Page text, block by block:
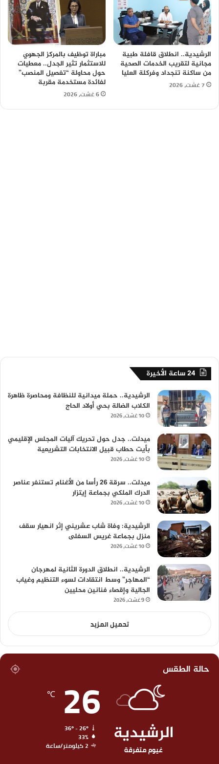
الرشيدية.. انطلاق قافلة طبية
مجانية لتقريب الخدمات الصحية
من ساكنة تنجداد وفركلة العليا
7 غشت، 2026
مباراة توظيف بالمركز الجهوي
للاستثمار تثير الجدل.. معطيات
حول محاولة “تفصيل المنصب”
لفائدة مستخدمة مقربة
6 غشت، 2026
24 ساعة الأخيرة
الرشيدية.. حملة ميدانية للنظافة ومحاصرة ظاهرة
الكلاب الضالة بحي أولاد الحاج
10 غشت، 2026
ميدلت.. جدل حول تحريك آليات المجلس الإقليمي
بأيت حطاب قبيل الانتخابات التشريعية
10 غشت، 2026
ميدلت.. سرقة 26 رأسا من الأغنام تستنفر عناصر
الدرك الملكي بجماعة إيتزار
10 غشت، 2026
الرشيدية: وفاة شاب عشريني إثر انهيار سقف
منزل بجماعة غريس السفلى
10 غشت، 2026
الرشيدية.. انطلاق الدورة الثانية لمهرجان
“المهاجر” وسط انتقادات لسوء التنظيم وغياب
الجالية وإقصاء فنانين محليين
9 غشت، 2026
تحميل المزيد
حالة الطقس
الرشيدية
غيوم متفرقة
26
℃
36º - 26º
33%
2 كيلومتر/ساعة